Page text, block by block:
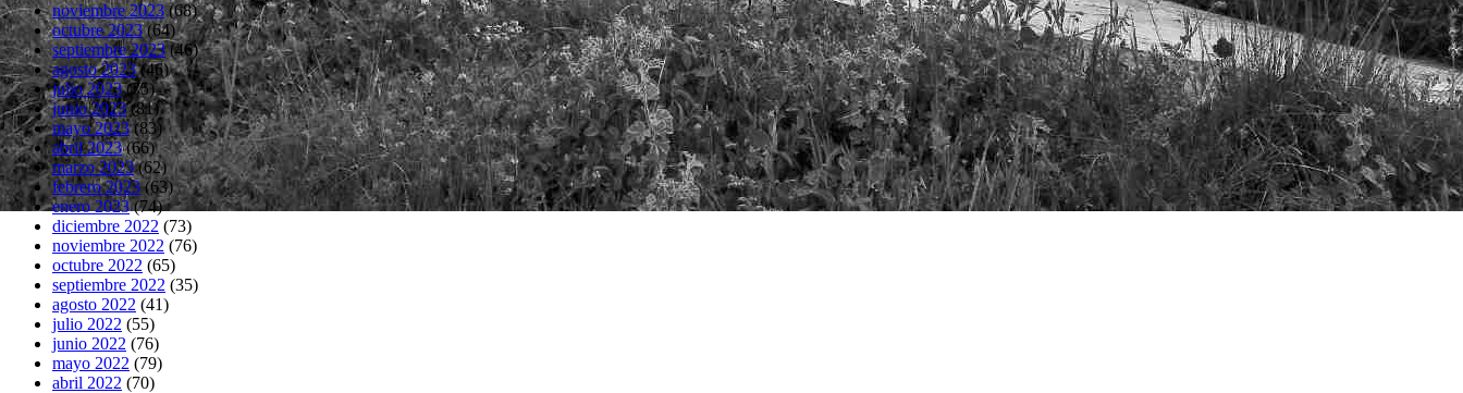
noviembre 2023(68)
octubre 2023(64)
septiembre 2023(46)
agosto 2023(46)
julio 2023(75)
junio 2023(81)
mayo 2023(83)
abril 2023(66)
marzo 2023(62)
febrero 2023(63)
enero 2023(74)
diciembre 2022 (73)
noviembre 2022 (76)
octubre 2022 (65)
septiembre 2022 (35)
agosto 2022 (41)
julio 2022 (55)
junio 2022 (76)
mayo 2022 (79)
abril 2022 (70)